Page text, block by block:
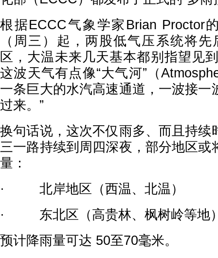
根据ECCC气象学家Brian Proctor
（周三）起，两股低气压系统将
区，大温未来几天基本都别指望见
这波天气有点像“大气河”（
一条巨大的水汽高速通道，一波接一
过来。”
换句话说，这次不仅雨多、而且持续
三一路持续到周四深夜，部分地区或
量：
· 北岸地区（西温、北温）
· 东北区（高贵林、枫树岭等地
预计降雨量可达 50至70毫米。